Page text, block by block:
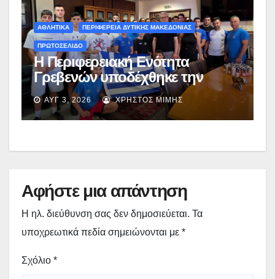
ΑΘΛΗΤΙΚΑ ΠΕΡΙΦΕΡΕΙΑ ΔΥΤΙΚΗΣ ΜΑΚΕΔΟΝΙΑΣ
ΠΡΩΤΟΣΕΛΙΔΟ
Η Περιφερειακή Ενότητα
Γρεβενών υποδέχθηκε την
Εθνική Ομάδα Πυγμαχίας που
προετοιμάζεται στα Γρεβενά –
(εικόνες + video)
ΑΥΓ 3, 2026 ΧΡΉΣΤΟΣ ΜΊΜΗΣ
Αφήστε μια απάντηση
Η ηλ. διεύθυνση σας δεν δημοσιεύεται. Τα
υποχρεωτικά πεδία σημειώνονται με *
Σχόλιο *